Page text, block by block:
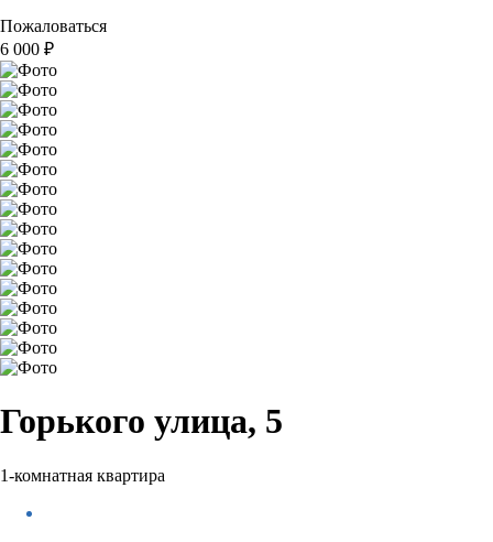
Пожаловаться
6 000 ₽
Горького улица, 5
1-комнатная квартира